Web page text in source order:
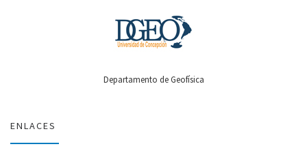
Departamento de Geofísica
ENLACES